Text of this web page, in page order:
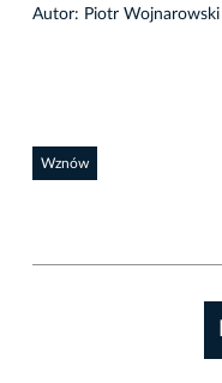
Autor: Piotr Wojnarowski
Wznów